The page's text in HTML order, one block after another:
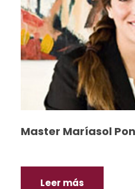
Master Maríasol
Leer más